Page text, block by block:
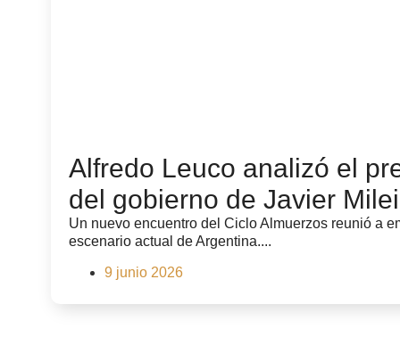
Alfredo Leuco analizó el
del gobierno de Javier Milei
Un nuevo encuentro del Ciclo Almuerzos reunió a
escenario actual de Argentina....
9 junio 2026